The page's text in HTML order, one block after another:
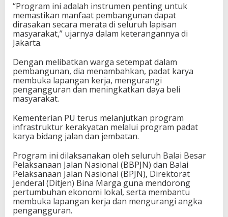
“Program ini adalah instrumen penting untuk
memastikan manfaat pembangunan dapat
dirasakan secara merata di seluruh lapisan
masyarakat,” ujarnya dalam keterangannya di
Jakarta.
Dengan melibatkan warga setempat dalam
pembangunan, dia menambahkan, padat karya
membuka lapangan kerja, mengurangi
pengangguran dan meningkatkan daya beli
masyarakat.
Kementerian PU terus melanjutkan program
infrastruktur kerakyatan melalui program padat
karya bidang jalan dan jembatan.
Program ini dilaksanakan oleh seluruh Balai Besar
Pelaksanaan Jalan Nasional (BBPJN) dan Balai
Pelaksanaan Jalan Nasional (BPJN), Direktorat
Jenderal (Ditjen) Bina Marga guna mendorong
pertumbuhan ekonomi lokal, serta membantu
membuka lapangan kerja dan mengurangi angka
pengangguran.